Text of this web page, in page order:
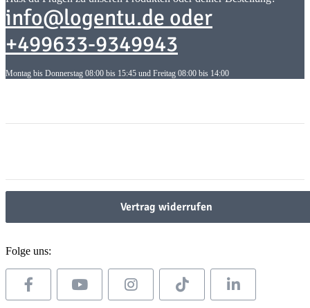
info@logentu.de oder
+499633-9349943
Montag bis Donnerstag 08:00 bis 15:45 und Freitag 08:00 bis 14:00
Vertrag widerrufen
Folge uns: